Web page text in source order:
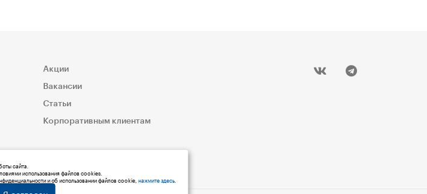
Акции
Вакансии
Статьи
Корпоративным клиентам
сайта.
использования файлов cookies.
и об использовании файлов cookie, нажмите здесь.